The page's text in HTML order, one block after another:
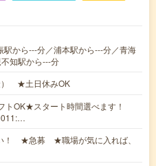
駅から---分／浦本駅から---分／青海
知駅から---分
） ★土日休みOK
OK★スタート時間選べます！
！ ★急募 ★職場が気に入れば、